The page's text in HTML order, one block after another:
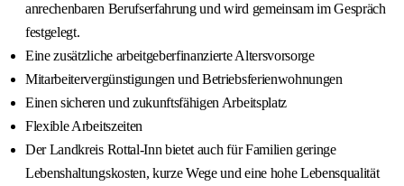
anrechenbaren Berufserfahrung und wird gemeinsam im Gespräch
festgelegt.
Eine zusätzliche arbeitgeberfinanzierte Altersvorsorge
Mitarbeitervergünstigungen und Betriebsferienwohnungen
Einen sicheren und zukunftsfähigen Arbeitsplatz
Flexible Arbeitszeiten
Der Landkreis Rottal-Inn bietet auch für Familien geringe
Lebenshaltungskosten, kurze Wege und eine hohe Lebensqualität